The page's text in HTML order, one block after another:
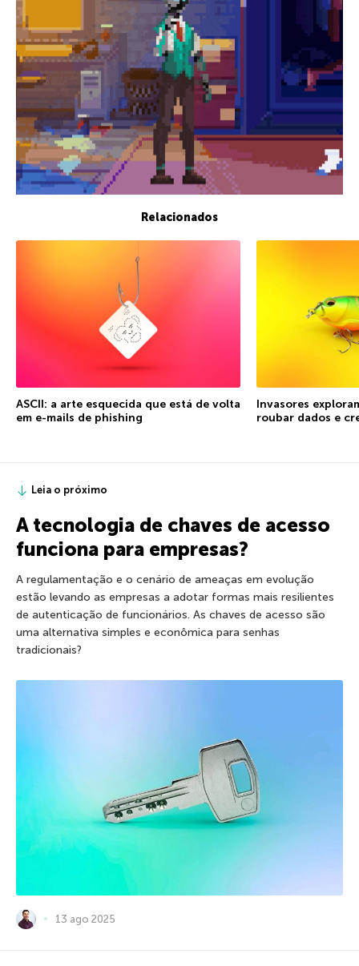
Relacionados
ASCII: a arte esquecida que está de volta
em e-mails de phishing
Invasores
roubar dados e
Leia o próximo
A tecnologia de chaves de acesso
funciona para empresas?
A regulamentação e o cenário de ameaças em evolução
estão levando as empresas a adotar formas mais resilientes
de autenticação de funcionários. As chaves de acesso são
uma alternativa simples e econômica para senhas
tradicionais?
13 ago 2025